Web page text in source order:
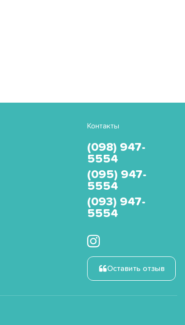
Контакты
(098) 947-
5554
(095) 947-
5554
(093) 947-
5554
Оставить отзыв